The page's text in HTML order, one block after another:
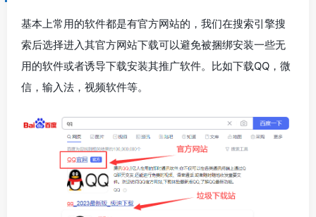
基本上常用的软件都是有官方网站的，我们在搜索引擎搜
索后选择进入其官方网站下载可以避免被捆绑安装一些无
用的软件或者诱导下载安装其推广软件。比如下载QQ，微
信，输入法，视频软件等。